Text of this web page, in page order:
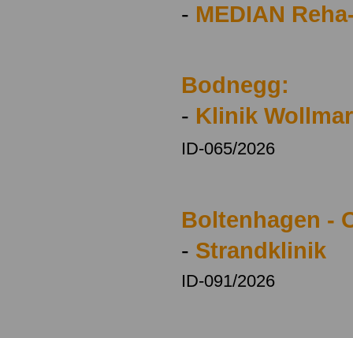
- MEDIAN
Bodnegg:
- Klinik
ID-065/2026
Boltenhagen -
- Strandklinik
ID-091/2026